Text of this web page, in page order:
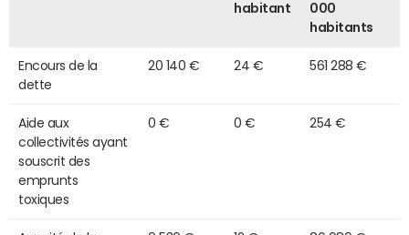
habitant
000
habitants
Encours de la
dette
20 140 € 24 € 561 288 €
Aide aux
collectivités ayant
souscrit des
emprunts
toxiques
0 € 0 € 254 €